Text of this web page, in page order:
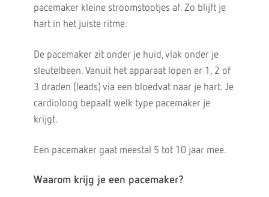
pacemaker kleine stroomstootjes af. Zo blijft je
hart in het juiste ritme.
De pacemaker zit onder je huid, vlak onder je
sleutelbeen. Vanuit het apparaat lopen er 1, 2 of
3 draden (leads) via een bloedvat naar je hart. Je
cardioloog bepaalt welk type pacemaker je
krijgt.
Een pacemaker gaat meestal 5 tot 10 jaar mee.
Waarom krijg je een pacemaker?